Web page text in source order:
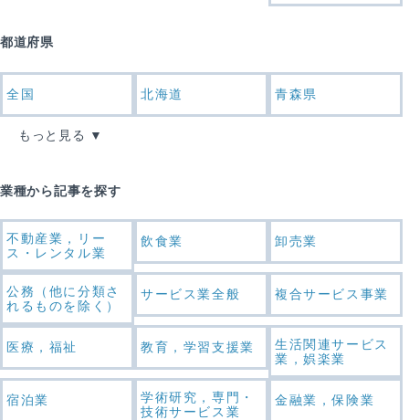
都道府県
全国 北海道 青森県
もっと見る
業種から記事を探す
不動産業，リー
ス・レンタル業
飲食業 卸売業
公務（他に分類さ
れるものを除く）
サービス業全般 複合サービス事業
医療，福祉 教育，学習支援業
生活関連サービス
業，娯楽業
宿泊業
学術研究，専門・
技術サービス業
金融業，保険業